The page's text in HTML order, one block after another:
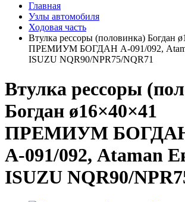
Главная
Узлы автомобиля
Ходовая часть
Втулка рессоры (половинка) Богдан
ПРЕМИУМ БОГДАН А-091/092,
ISUZU NQR90/NPR75/NQR71
Втулка рессоры
Богдан ø16×40×41
ПРЕМИУМ
А-091/092, Ataman
ISUZU NQR90/